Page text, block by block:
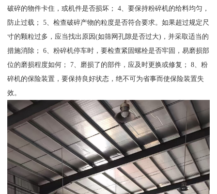
破碎的物件卡住，或机件是否损坏； 4、要保持粉碎机的给料均匀，
防止过载； 5、检查破碎产物的粒度是否符合要求。如果超过规定尺
寸的颗粒过多，应当找出原因(如筛网孔隙是否过大)，并采取适当的
措施消除； 6、粉碎机停车时，要检查紧固螺栓是否牢固，易磨损部
位的磨损程度如何； 7、磨损了的部件，应及时更换或修复； 8、粉
碎机的保险装置，要保持良好状态，绝不可为省事而使保险装置失
效。